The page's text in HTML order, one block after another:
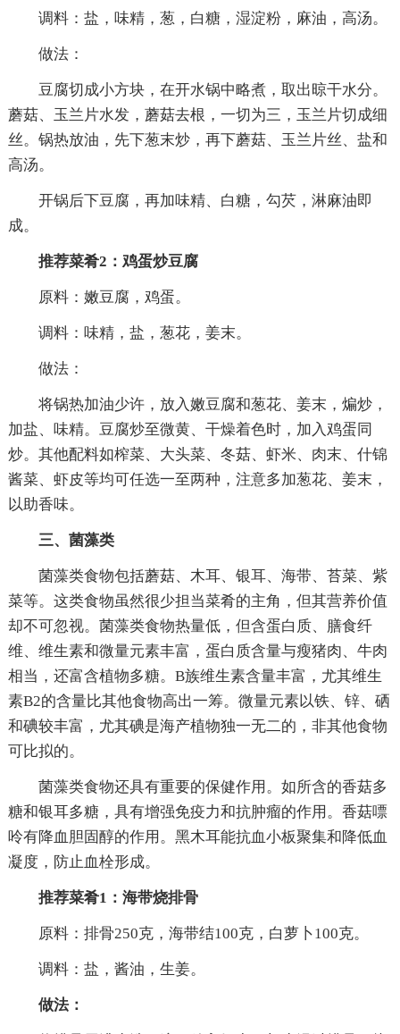
调料：盐，味精，葱，白糖，湿淀粉，麻油，高汤。
做法：
豆腐切成小方块，在开水锅中略煮，取出晾干水分。
蘑菇、玉兰片水发，蘑菇去根，一切为三，玉兰片切成细
丝。锅热放油，先下葱末炒，再下蘑菇、玉兰片丝、盐和
高汤。
开锅后下豆腐，再加味精、白糖，勾芡，淋麻油即
成。
推荐菜肴2：鸡蛋炒豆腐
原料：嫩豆腐，鸡蛋。
调料：味精，盐，葱花，姜末。
做法：
将锅热加油少许，放入嫩豆腐和葱花、姜末，煸炒，
加盐、味精。豆腐炒至微黄、干燥着色时，加入鸡蛋同
炒。其他配料如榨菜、大头菜、冬菇、虾米、肉末、什锦
酱菜、虾皮等均可任选一至两种，注意多加葱花、姜末，
以助香味。
三、菌藻类
菌藻类食物包括蘑菇、木耳、银耳、海带、苔菜、紫
菜等。这类食物虽然很少担当菜肴的主角，但其营养价值
却不可忽视。菌藻类食物热量低，但含蛋白质、膳食纤
维、维生素和微量元素丰富，蛋白质含量与瘦猪肉、牛肉
相当，还富含植物多糖。B族维生素含量丰富，尤其维生
素B2的含量比其他食物高出一筹。微量元素以铁、锌、硒
和碘较丰富，尤其碘是海产植物独一无二的，非其他食物
可比拟的。
菌藻类食物还具有重要的保健作用。如所含的香菇多
糖和银耳多糖，具有增强免疫力和抗肿瘤的作用。香菇嘌
呤有降血胆固醇的作用。黑木耳能抗血小板聚集和降低血
凝度，防止血栓形成。
推荐菜肴1：海带烧排骨
原料：排骨250克，海带结100克，白萝卜100克。
调料：盐，酱油，生姜。
做法：